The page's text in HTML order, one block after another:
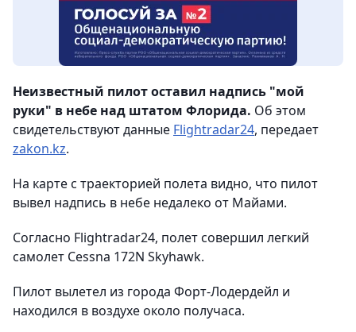
Неизвестный пилот оставил надпись "мой
руки" в небе над штатом Флорида. Об этом
свидетельствуют данные Flightradar24, передает
zakon.kz.
На карте с траекторией полета видно, что пилот
вывел надпись в небе недалеко от Майами.
Согласно Flightradar24, полет совершил легкий
самолет Cessna 172N Skyhawk.
Пилот вылетел из города Форт-Лодердейл и
находился в воздухе около получаса.